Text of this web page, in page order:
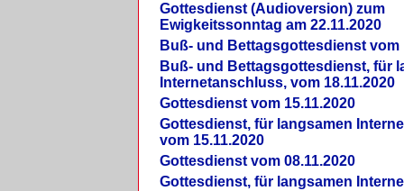
Gottesdienst (Audioversion) zum
Ewigkeitssonntag am 22.11.2020
Buß- und Bettagsgottesdienst vom
Buß- und Bettagsgottesdienst, für
Internetanschluss, vom 18.11.2020
Gottesdienst vom 15.11.2020
Gottesdienst, für langsamen
vom 15.11.2020
Gottesdienst vom 08.11.2020
Gottesdienst, für langsamen